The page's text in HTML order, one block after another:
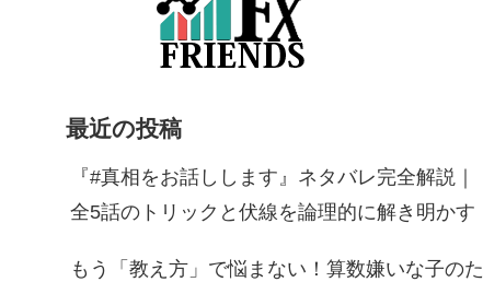
最近の投稿
『#真相をお話しします』ネタバレ完全解説｜
全5話のトリックと伏線を論理的に解き明かす
もう「教え方」で悩まない！算数嫌いな子のた